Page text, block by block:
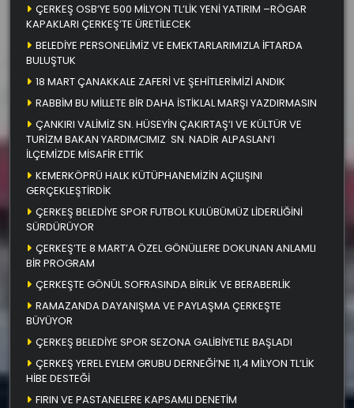
ÇERKEŞ OSB’YE 500 MİLYON TL’LİK YENİ YATIRIM –RÖGAR
KAPAKLARI ÇERKEŞ’TE ÜRETİLECEK
BELEDİYE PERSONELİMİZ VE EMEKTARLARIMIZLA İFTARDA
BULUŞTUK
18 MART ÇANAKKALE ZAFERİ VE ŞEHİTLERİMİZİ ANDIK
RABBİM BU MİLLETE BİR DAHA İSTİKLAL MARŞI YAZDIRMASIN
ÇANKIRI VALİMİZ SN. HÜSEYİN ÇAKIRTAŞ’I VE KÜLTÜR VE
TURİZM BAKAN YARDIMCIMIZ SN. NADİR ALPASLAN’I
İLÇEMİZDE MİSAFİR ETTİK
KEMERKÖPRÜ HALK KÜTÜPHANEMİZİN AÇILIŞINI
GERÇEKLEŞTİRDİK
ÇERKEŞ BELEDİYE SPOR FUTBOL KULÜBÜMÜZ LİDERLİĞİNİ
SÜRDÜRÜYOR
ÇERKEŞ’TE 8 MART’A ÖZEL GÖNÜLLERE DOKUNAN ANLAMLI
BİR PROGRAM
ÇERKEŞTE GÖNÜL SOFRASINDA BİRLİK VE BERABERLİK
RAMAZANDA DAYANIŞMA VE PAYLAŞMA ÇERKEŞTE
BÜYÜYOR
ÇERKEŞ BELEDİYE SPOR SEZONA GALİBİYETLE BAŞLADI
ÇERKEŞ YEREL EYLEM GRUBU DERNEĞİ’NE 11,4 MİLYON TL’LİK
HİBE DESTEĞİ
FIRIN VE PASTANELERE KAPSAMLI DENETİM